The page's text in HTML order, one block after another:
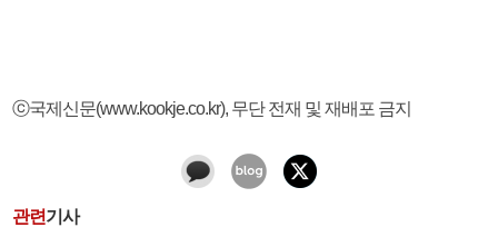
ⓒ국제신문(www.kookje.co.kr), 무단 전재 및 재배포 금지
관련기사